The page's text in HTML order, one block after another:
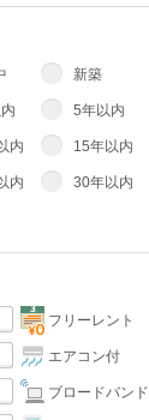
新築
5年以内
内 15年以内
内 30年以内
フリーレント
エアコン付
ブロードバンド